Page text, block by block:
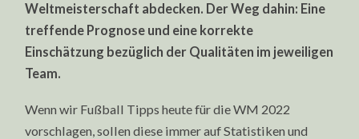
Weltmeisterschaft abdecken. Der Weg dahin: Eine
treffende Prognose und eine korrekte
Einschätzung bezüglich der Qualitäten im jeweiligen
Team.
Wenn wir Fußball Tipps heute für die WM 2022
vorschlagen, sollen diese immer auf Statistiken und